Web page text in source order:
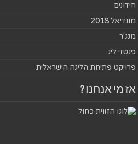
חידונים
מונדיאל 2018
מנג'ר
פנטזי ליג
פרויקט פתיחת הליגה הישראלית
אז מי אנחנו ?